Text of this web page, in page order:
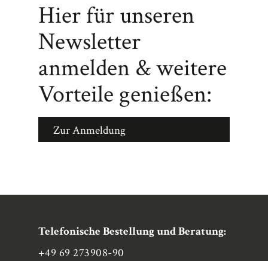
Hier für unseren
Newsletter
anmelden & weitere
Vorteile genießen:
Zur Anmeldung
Telefonische Bestellung und Beratung:
+49 69 273908-90